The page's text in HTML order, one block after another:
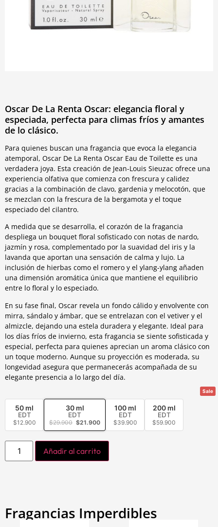
Oscar De La Renta Oscar: elegancia floral y
especiada, perfecta para climas fríos y amantes
de lo clásico.
Para quienes buscan una fragancia que evoca la elegancia
atemporal, Oscar De La Renta Oscar Eau de Toilette es una
verdadera joya. Esta creación de Jean-Louis Sieuzac ofrece una
experiencia olfativa que comienza con frescura y calidez
gracias a la combinación de clavo, gardenia y melocotón, que
se mezclan con la frescura de la bergamota y el toque
especiado del cilantro.
A medida que se desarrolla, el corazón de la fragancia
despliega un bouquet floral sofisticado con notas de nardo,
jazmín y rosa, complementado por la suavidad del iris y la
lavanda que aportan una sensación de calma y lujo. La
inclusión de hierbas como el romero y el ylang-ylang añaden
una dimensión aromática única que mantiene el equilibrio
entre lo floral y lo especiado.
En su fase final, Oscar revela un fondo cálido y envolvente con
mirra, sándalo y ámbar, que se entrelazan con el vetiver y el
almizcle, dejando una estela duradera y elegante. Ideal para
los días fríos de invierno, esta fragancia se siente sofisticada y
especial, perfecta para quienes aprecian un aroma clásico con
un toque moderno. Aunque su proyección es moderada, su
longevidad asegura que permanecerás acompañada de su
elegante presencia a lo largo del día.
50 ml
EDT
$12.900
Sale
30 ml
EDT
$29.900 $21.900
100 ml
EDT
$39.900
200 ml
EDT
$59.900
Añadir al carrito
Fragancias Imperdibles